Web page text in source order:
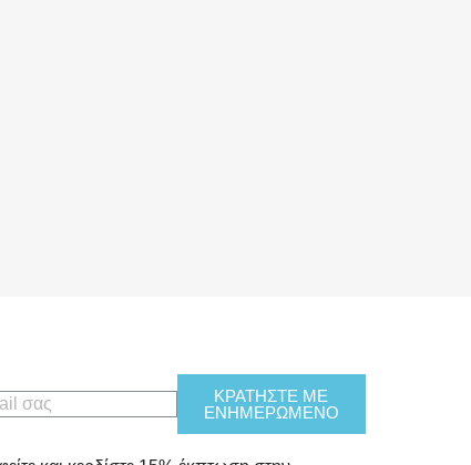
ΚΡΑΤΗΣΤΕ ΜΕ
ΕΝΗΜΕΡΩΜΕΝΟ